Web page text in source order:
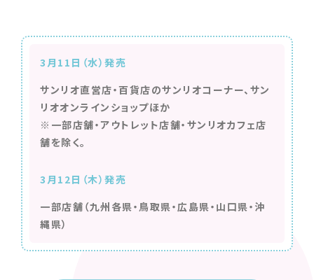
3月11日（水）発売
サンリオ直営店・百貨店のサンリオコーナー、サン
リオオンラインショップほか
※一部店舗・アウトレット店舗・サンリオカフェ店
舗を除く。
3月12日（木）発売
一部店舗（九州各県・鳥取県・広島県・山口県・沖
縄県）